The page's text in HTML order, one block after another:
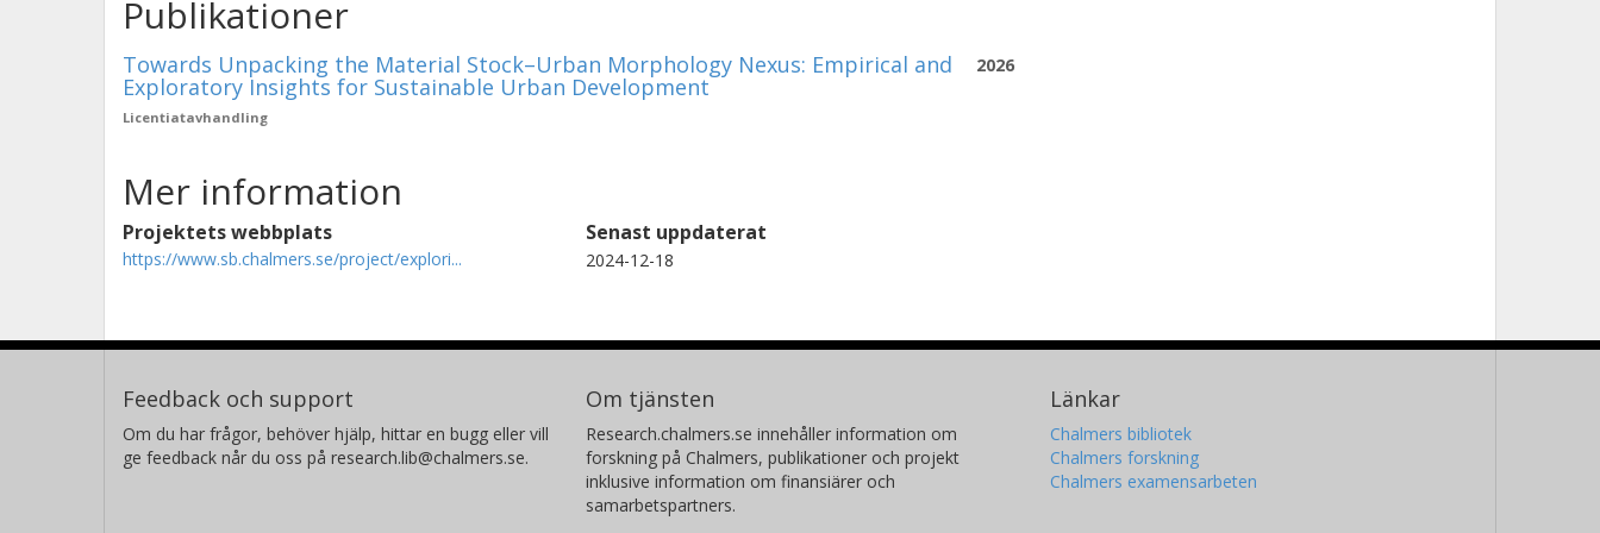
Publikationer
2026
Towards Unpacking the Material Stock–Urban Morphology Nexus: Empirical and
Exploratory Insights for Sustainable Urban Development
Licentiatavhandling
Mer information
Projektets webbplats
https://www.sb.chalmers.se/project/explori...
Senast uppdaterat
2024-12-18
Feedback och support
Om du har frågor, behöver hjälp, hittar en bugg eller vill
ge feedback når du oss på research.lib@chalmers.se.
Om tjänsten
Research.chalmers.se innehåller information om
forskning på Chalmers, publikationer och projekt
inklusive information om finansiärer och
samarbetspartners.
Länkar
Chalmers bibliotek
Chalmers forskning
Chalmers examensarbeten